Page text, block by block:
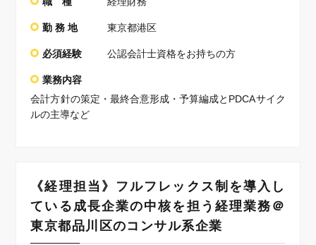
勤 務 地 東京都港区
必須経験 公認会計士資格をお持ちの方
業務内容
会計方針の策定・最終合意形成・予算編成とPDCAサイク
ルの主導など
《経理担当》フルフレックス制を導入し
ている成長企業の中核を担う経理業務＠
東京都品川区のコンサル系企業